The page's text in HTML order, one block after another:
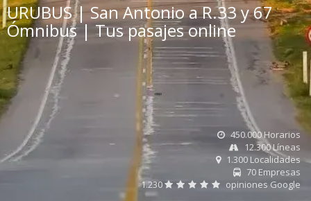
URUBUS | San Antonio a R.33 y 67
Ómnibus | Tus pasajes online
450.000 Horarios
12.300 Líneas
1.300 Localidades
70 Empresas
1.230
opiniones Google